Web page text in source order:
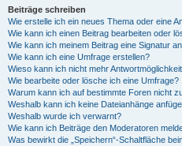
Beiträge schreiben
Wie erstelle ich ein neues Thema oder eine
Wie kann ich einen Beitrag bearbeiten oder
Wie kann ich meinem Beitrag eine Signatur
Wie kann ich eine Umfrage erstellen?
Wieso kann ich nicht mehr
Wie bearbeite oder lösche ich eine Umfrage?
Warum kann ich auf bestimmte Foren nicht
Weshalb kann ich keine Dateianhänge
Weshalb wurde ich verwarnt?
Wie kann ich Beiträge den Moderatoren
Was bewirkt die „Speichern“-Schaltfläche